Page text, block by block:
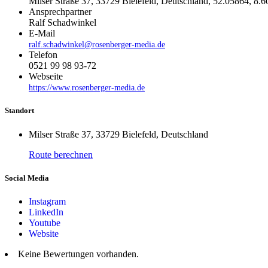
Ansprechpartner
Ralf Schadwinkel
E-Mail
ralf.schadwinkel@rosenberger-media.de
Telefon
0521 99 98 93-72
Webseite
https://www.rosenberger-media.de
Standort
Milser Straße 37, 33729 Bielefeld, Deutschland
Route berechnen
Social Media
Instagram
LinkedIn
Youtube
Website
Keine Bewertungen vorhanden.